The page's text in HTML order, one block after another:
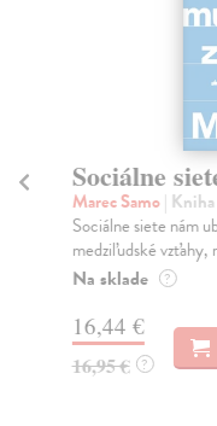
Sociálne
Marec Samo| Kniha
Sociálne siete nám
medziľudské vzťahy,
Na sklade ?
16,44 €
16,95 € ?